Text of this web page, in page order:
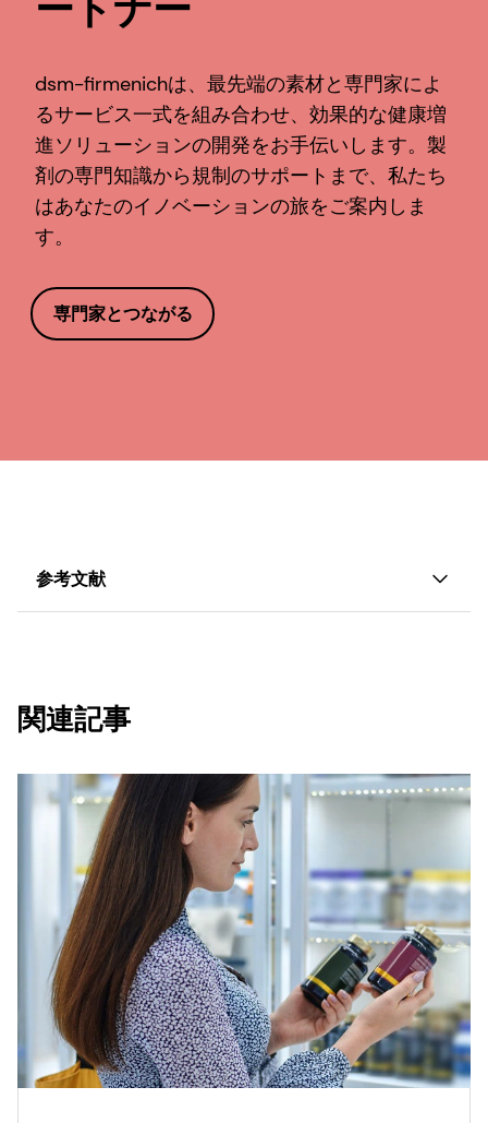
dsm-firmenichは、最先端の素材と専門家によ
るサービス一式を組み合わせ、効果的な健康増
進ソリューションの開発をお手伝いします。製
剤の専門知識から規制のサポートまで、私たち
はあなたのイノベーションの旅をご案内しま
す。
専門家とつながる
参考文献
Gupta, N., El-Gawaad, N., Mallasiy, L., Gupta, H. et al."微生
Age-Deceleration Role of Lactiplantibacillus
Plantarum." フロント。Microbiol.15 (2024): 1260793.
関連記事